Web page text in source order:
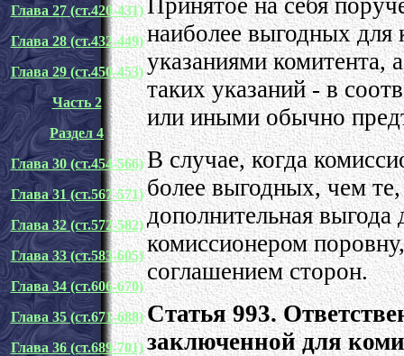
Глава 27 (ст.420-431)
Глава 28 (ст.432-449)
Глава 29 (ст.450-453)
Часть 2
Раздел 4
Глава 30 (ст.454-566)
Глава 31 (ст.567-571)
Глава 32 (ст.572-582)
Глава 33 (ст.583-605)
Глава 34 (ст.606-670)
Глава 35 (ст.671-688)
Глава 36 (ст.689-701)
наиболее выгодных для
указаниями комитента,
таких указаний - в
или иными обычно
В случае, когда
более выгодных, чем
дополнительная
комиссионером
соглашением сторон.
Статья 993.
заключенной для